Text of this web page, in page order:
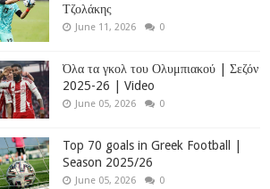
Τζολάκης
June 11, 2026 0
Όλα τα γκολ του Ολυμπιακού | Σεζόν
2025-26 | Video
June 05, 2026 0
Top 70 goals in Greek Football |
Season 2025/26
June 05, 2026 0